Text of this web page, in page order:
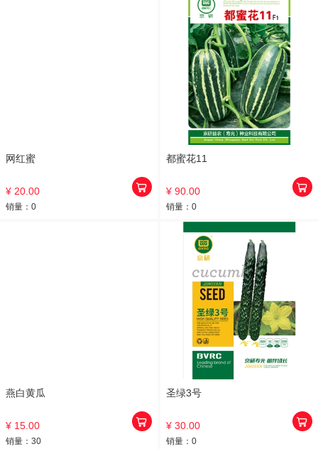
网红蜜
¥ 20.00
销量： 0
都蜜花11
¥ 90.00
销量： 0
燕白黄瓜
¥ 15.00
销量： 30
圣绿3号
¥ 30.00
销量： 0